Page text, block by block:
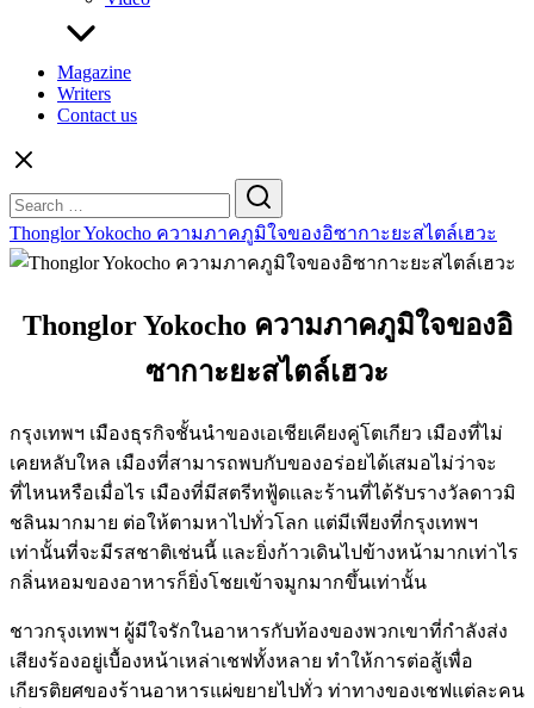
Magazine
Writers
Contact us
for:
Thonglor Yokocho ความภาคภูมิใจของอิซากาะยะสไตล์เฮวะ
Thonglor Yokocho ความภาคภูมิใจของอิ
ซากาะยะสไตล์เฮวะ
กรุงเทพฯ เมืองธุรกิจชั้นนำของเอเชียเคียงคู่โตเกียว เมืองที่ไม่
เคยหลับใหล เมืองที่สามารถพบกับของอร่อยได้เสมอไม่ว่าจะ
ที่ไหนหรือเมื่อไร เมืองที่มีสตรีทฟู้ดและร้านที่ได้รับรางวัลดาวมิ
ชลินมากมาย ต่อให้ตามหาไปทั่วโลก แต่มีเพียงที่กรุงเทพฯ
เท่านั้นที่จะมีรสชาติเช่นนี้ และยิ่งก้าวเดินไปข้างหน้ามากเท่าไร
กลิ่นหอมของอาหารก็ยิ่งโชยเข้าจมูกมากขึ้นเท่านั้น
ชาวกรุงเทพฯ ผู้มีใจรักในอาหารกับท้องของพวกเขาที่กำลังส่ง
เสียงร้องอยู่เบื้องหน้าเหล่าเชฟทั้งหลาย ทำให้การต่อสู้เพื่อ
เกียรติยศของร้านอาหารแผ่ขยายไปทั่ว ท่าทางของเชฟแต่ละคน